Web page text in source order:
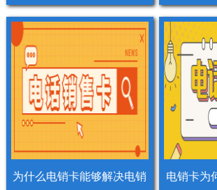
为什么电销卡能够解决电销
电销卡为